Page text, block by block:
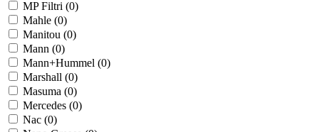
MP Filtri (0)
Mahle (0)
Manitou (0)
Mann (0)
Mann+Hummel (0)
Marshall (0)
Masuma (0)
Mercedes (0)
Nac (0)